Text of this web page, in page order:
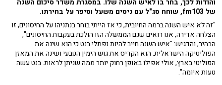
של fm103, שוחח סג"ל עם ניסים משעל וסיפר על בחירתו.
"זה לא איש השנה ברמה החיובית, כי אז הייתי בוחר בנתניהו על החיסונים, זו
הצלחה אדירה, אנו רואים שגם הממשלה הזו הולכת בעקבות החיסונים",
הבהיר, והדגיש: "איש השנה חייב להיות נפתלי בנט כי הוא שינה את
הפוליטיקה הישראלית. הוא הקריס את גוש הימין הטבעי ושינה את המאזן
הפוליטי בארץ, אולי אפילו באופן רחוק יותר ממה שניתן לראות. בנט עשה
טעות איומה".